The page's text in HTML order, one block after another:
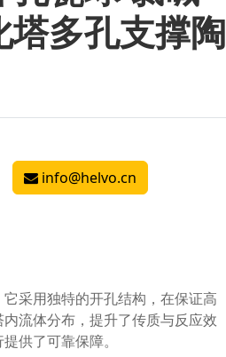
塔多孔支撑陶
info@helvo.cn
采用独特的开孔结构，在保证高
流体分布，提升了传质与反应效
供了可靠保障。